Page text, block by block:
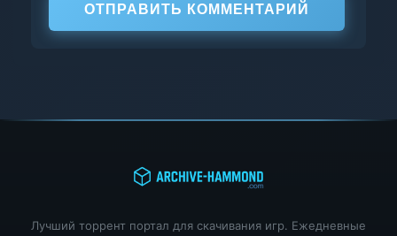
ОТПРАВИТЬ КОММЕНТАРИЙ
Лучший торрент портал для скачивания игр. Ежедневные